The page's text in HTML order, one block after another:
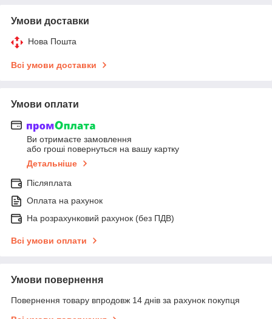
Умови доставки
Нова Пошта
Всі умови доставки
Умови оплати
Ви отримаєте замовлення
або гроші повернуться на вашу картку
Детальніше
Післяплата
Оплата на рахунок
На розрахунковий рахунок (без ПДВ)
Всі умови оплати
Умови повернення
Повернення товару впродовж 14 днів за рахунок покупця